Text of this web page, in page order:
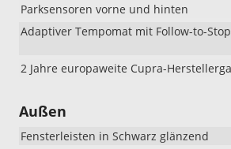
Parksensoren vorne und hinten
Adaptiver Tempomat mit Follow-to-
2 Jahre europaweite Cupra-
Außen
Fensterleisten in Schwarz glänzend